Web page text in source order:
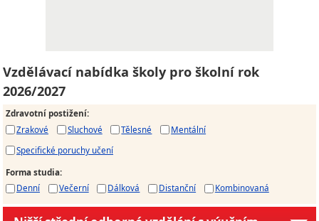
Vzdělávací nabídka školy pro školní rok
2026/2027
Zdravotní postižení:
Zrakové
Sluchové Tělesné
Mentální
Specifické poruchy učení
Forma studia:
Denní
Večerní Dálková Distanční Kombinovaná